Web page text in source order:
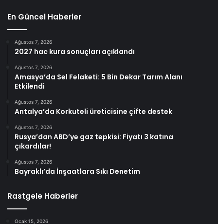
En Güncel Haberler
Ağustos 7, 2026
2027 hac kura sonuçları açıklandı
Ağustos 7, 2026
Amasya’da Sel Felaketi: 5 Bin Dekar Tarım Alanı
Etkilendi
Ağustos 7, 2026
Antalya’da Korkuteli üreticisine çifte destek
Ağustos 7, 2026
Rusya’dan ABD’ye gaz tepkisi: Fiyatı 3 katına
çıkardılar!
Ağustos 7, 2026
Bayraklı’da İnşaatlara Sıkı Denetim
Rastgele Haberler
Ocak 15, 2026